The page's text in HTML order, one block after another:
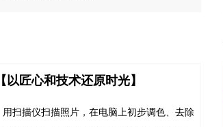
【以匠心和技术还原时光】
用扫描仪扫描照片，在电脑上初步调色、去除